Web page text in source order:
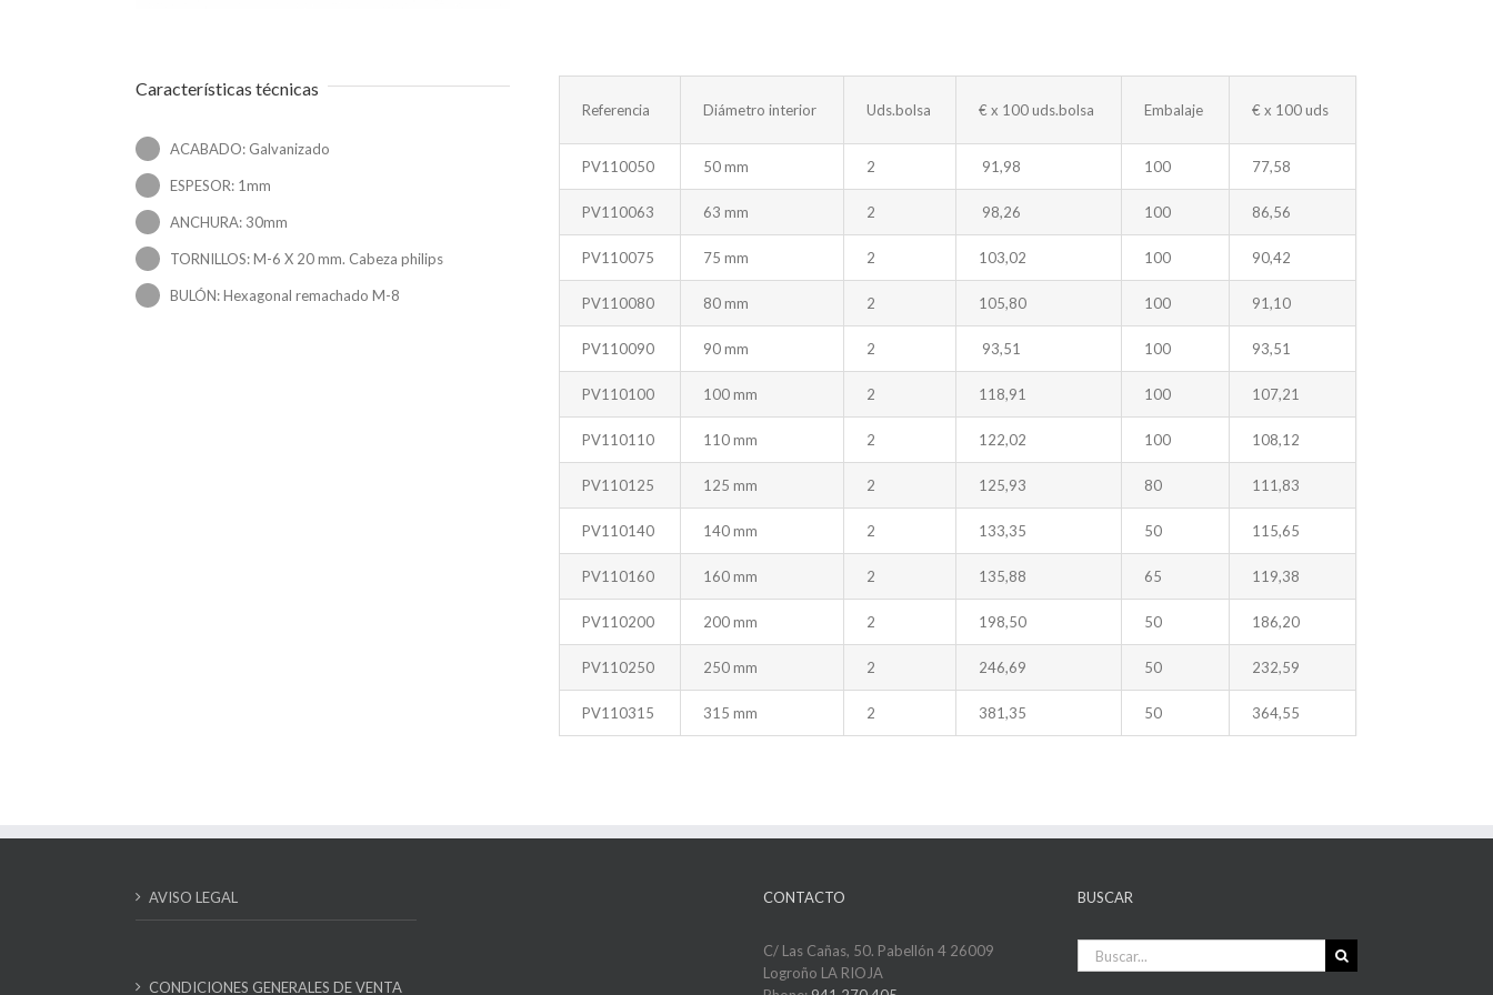
Características técnicas
ACABADO: Galvanizado
ESPESOR: 1mm
ANCHURA: 30mm
TORNILLOS: M-6 X 20 mm. Cabeza philips
BULÓN: Hexagonal remachado M-8
Referencia Diámetro interior Uds.bolsa € x 100 uds.bolsa Embalaje € x 100 uds
PV110050 50 mm 2 91,98 100 77,58
PV110063 63 mm 2 98,26 100 86,56
PV110075 75 mm 2 103,02 100 90,42
PV110080 80 mm 2 105,80 100 91,10
PV110090 90 mm 2 93,51 100 93,51
PV110100 100 mm 2 118,91 100 107,21
PV110110 110 mm 2 122,02 100 108,12
PV110125 125 mm 2 125,93 80 111,83
PV110140 140 mm 2 133,35 50 115,65
PV110160 160 mm 2 135,88 65 119,38
PV110200 200 mm 2 198,50 50 186,20
PV110250 250 mm 2 246,69 50 232,59
PV110315 315 mm 2 381,35 50 364,55
AVISO LEGAL
CONDICIONES GENERALES DE VENTA
CONTACTO
C/ Las Cañas, 50. Pabellón 4 26009
Logroño LA RIOJA
BUSCAR
Buscar: